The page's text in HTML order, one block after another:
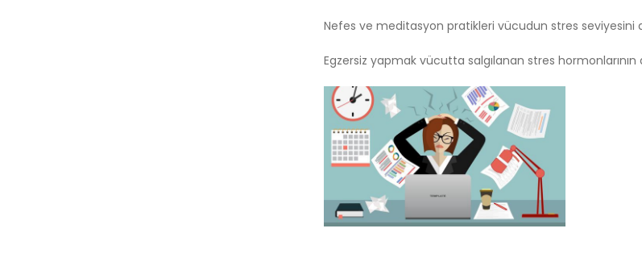
Nefes ve meditasyon pratikleri vücudun stres seviyesini
Egzersiz yapmak vücutta salgılanan stres hormonlarının